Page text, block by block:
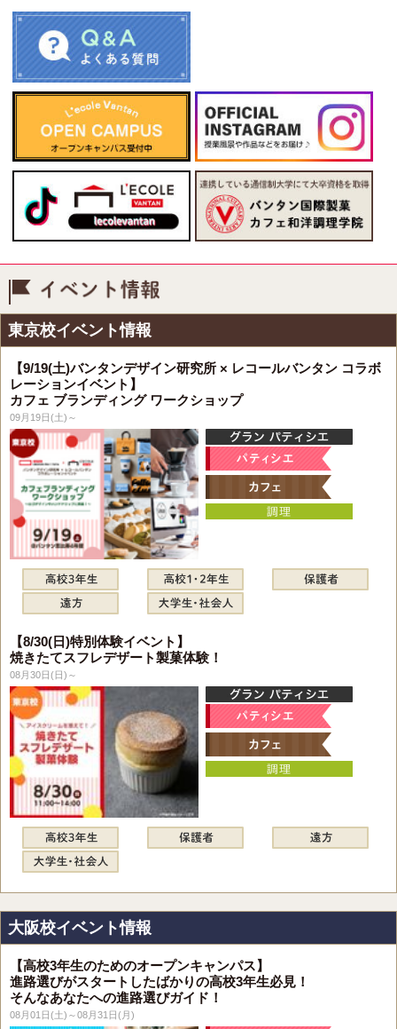
東京校イベント情報
【9/19(土)バンタンデザイン研究所 × レコールバンタン コラボ
レーションイベント】
カフェ ブランディング ワークショップ
09月19日(土)～
【8/30(日)特別体験イベント】
焼きたてスフレデザート製菓体験！
08月30日(日)～
大阪校イベント情報
【高校3年生のためのオープンキャンパス】
進路選びがスタートしたばかりの高校3年生必見！
そんなあなたへの進路選びガイド！
08月01日(土)～08月31日(月)